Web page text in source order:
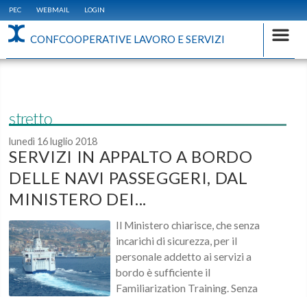
PEC WEBMAIL LOGIN
CONFCOOPERATIVE LAVORO E SERVIZI
stretto
lunedì 16 luglio 2018
SERVIZI IN APPALTO A BORDO
DELLE NAVI PASSEGGERI, DAL
MINISTERO DEI...
Il Ministero chiarisce, che senza
incarichi di sicurezza, per il
personale addetto ai servizi a
bordo è sufficiente il
Familiarization Training. Senza